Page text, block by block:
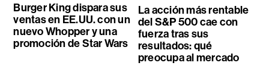
Burger King dispara sus
ventas en EE.UU. con un
nuevo Whopper y una
promoción de Star Wars
La acción más rentable
del S&P 500 cae con
fuerza tras sus
resultados: qué
preocupa al mercado